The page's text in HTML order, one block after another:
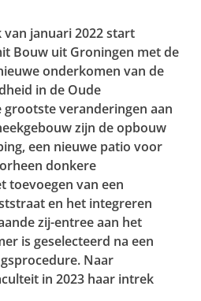
van januari 2022 start
Bouw uit Groningen met de
onderkomen van de
in de Oude
grootste veranderingen aan
zijn de opbouw
een nieuwe patio voor
donkere
toevoegen van een
en het integreren
zij-entree aan het
is geselecteerd na een
Naar
in 2023 haar intrek